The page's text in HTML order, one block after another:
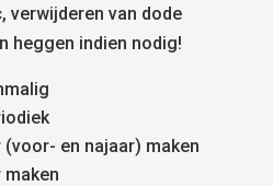
verwijderen van dode
heggen indien nodig!
en najaar) maken
maken